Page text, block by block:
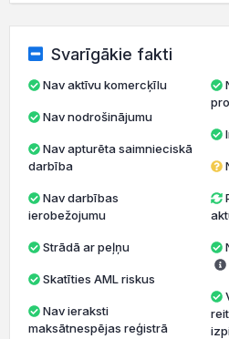
Svarīgākie fakti
Nav aktīvu komercķīlu
Nav nodrošinājumu
darbība
ierobežojumu
Strādā ar peļņu
Skatīties AML riskus
maksātnespējas reģistrā
Nav reorganizācijas